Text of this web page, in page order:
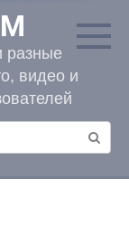
разные
видео и